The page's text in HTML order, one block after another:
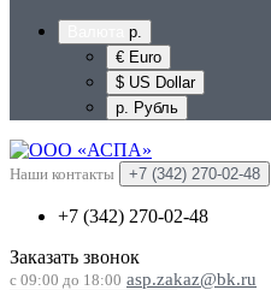
р.
€ Euro
$ US Dollar
р. Рубль
Наши контакты +7 (342) 270-02-48
+7 (342) 270-02-48
Заказать звонок
с 09:00 до 18:00 asp.zakaz@bk.ru